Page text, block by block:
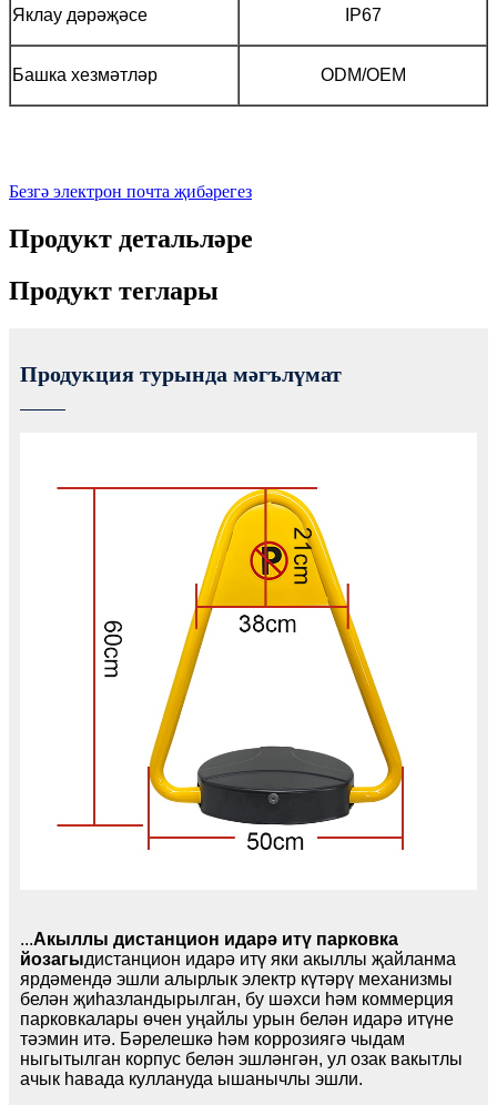
Яклау дәрәҗәсе IP67
Башка хезмәтләр ODM/OEM
Безгә электрон почта җибәрегез
Продукт детальләре
Продукт теглары
Продукция турында мәгълүмат
...Акыллы дистанцион идарә итү парковка
йозагыдистанцион идарә итү яки акыллы җайланма
ярдәмендә эшли алырлык электр күтәрү механизмы
белән җиһазландырылган, бу шәхси һәм коммерция
парковкалары өчен уңайлы урын белән идарә итүне
тәэмин итә. Бәрелешкә һәм коррозиягә чыдам
ныгытылган корпус белән эшләнгән, ул озак вакытлы
ачык һавада куллануда ышанычлы эшли.